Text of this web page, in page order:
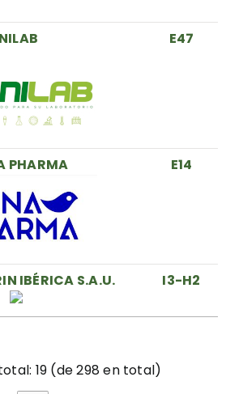
E47
PHARMA E14
IBÉRICA S.A.U. I3-H2
19 (de 298 en total)